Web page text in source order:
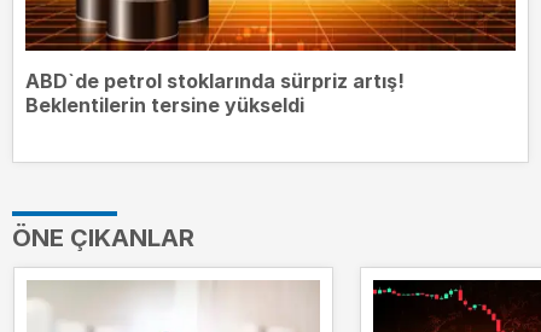
ABD`de petrol stoklarında sürpriz artış!
Beklentilerin tersine yükseldi
ÖNE ÇIKANLAR